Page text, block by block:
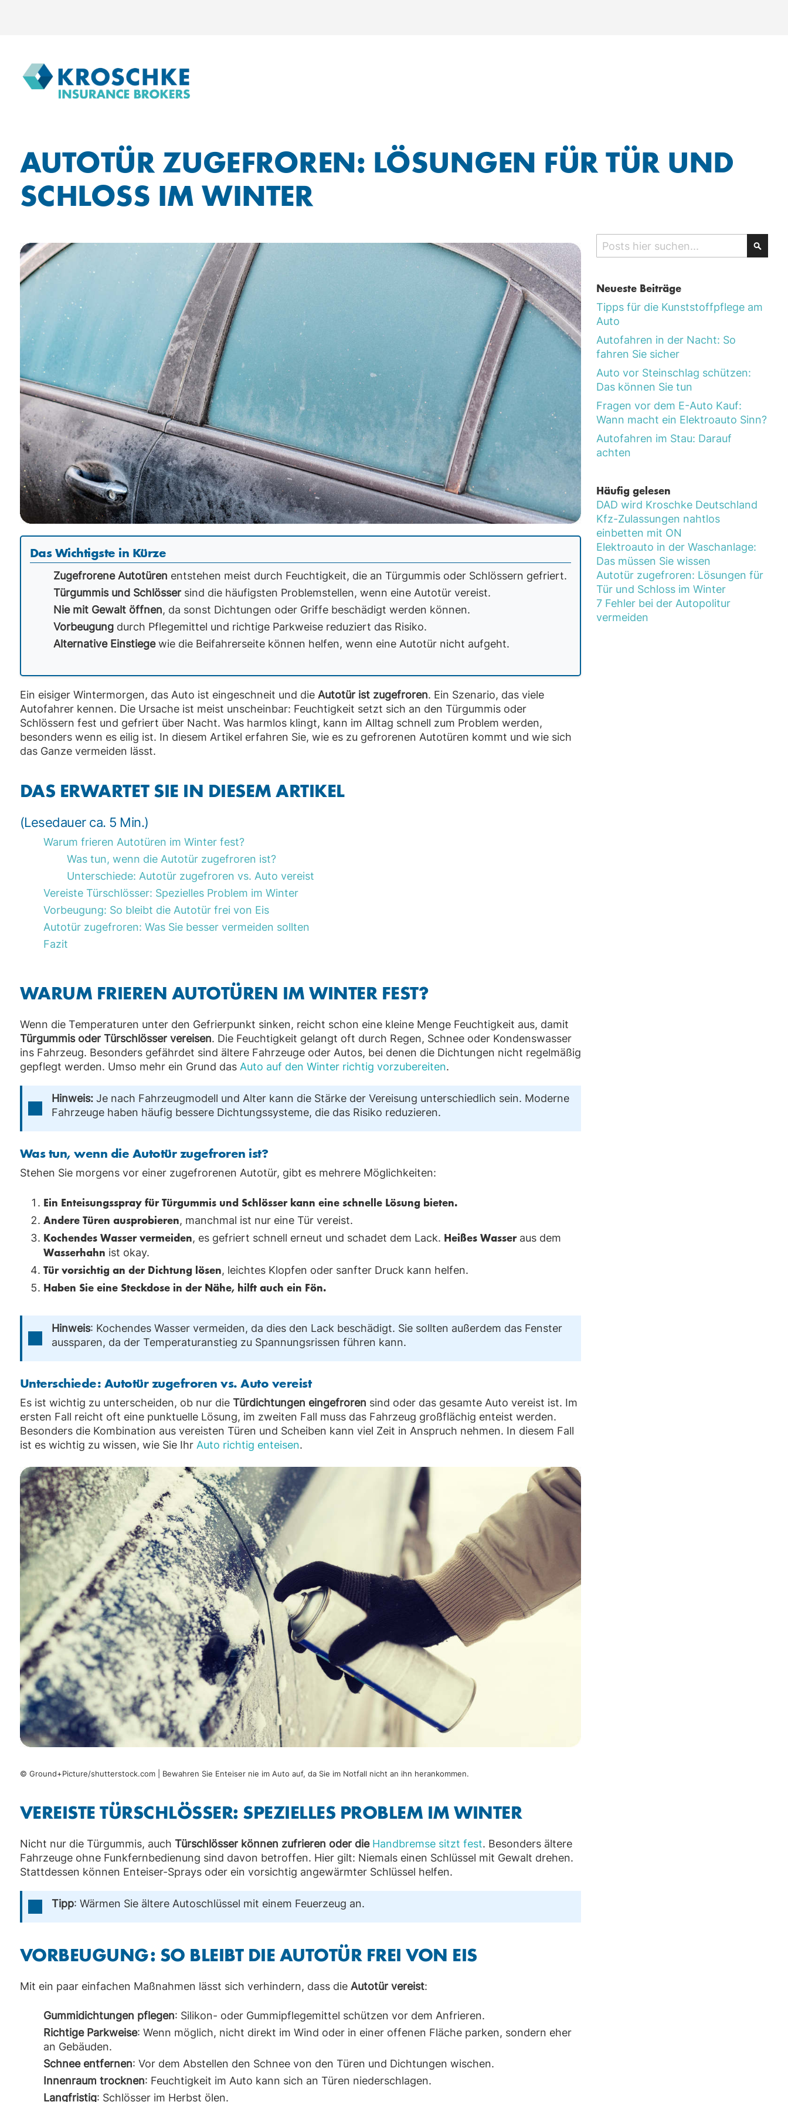
AUTOTÜR ZUGEFROREN: LÖSUNGEN FÜR TÜR UND
SCHLOSS IM WINTER
Das Wichtigste in Kürze
Zugefrorene Autotüren entstehen meist durch Feuchtigkeit, die an Türgummis oder Schlössern gefriert.
Türgummis und Schlössersind die häufigsten Problemstellen, wenn eine Autotür vereist.
Nie mit Gewalt öffnen, da sonst Dichtungen oder Griffe beschädigt werden können.
Vorbeugungdurch Pflegemittel und richtige Parkweise reduziert das Risiko.
Alternative Einstiegewie die Beifahrerseite können helfen, wenn eine Autotür nicht aufgeht.
Ein eisiger Wintermorgen, das Auto ist eingeschneit und die Autotür ist zugefroren. Ein Szenario, das viele
Autofahrer kennen. Die Ursache ist meist unscheinbar: Feuchtigkeit setzt sich an den Türgummis oder
Schlössern fest und gefriert über Nacht. Was harmlos klingt, kann im Alltag schnell zum Problem werden,
besonders wenn es eilig ist. In diesem Artikel erfahren Sie, wie es zu gefrorenen Autotüren kommt und wie sich
das Ganze vermeiden lässt.
DAS ERWARTET SIE IN DIESEM ARTIKEL
(Lesedauer ca. 5 Min.)
Warum frieren Autotüren im Winter fest?
Was tun, wenn die Autotür zugefroren ist?
Unterschiede: Autotür zugefroren vs. Auto vereist
Vereiste Türschlösser: Spezielles Problem im Winter
Vorbeugung: So bleibt die Autotür frei von Eis
Autotür zugefroren: Was Sie besser vermeiden sollten
Fazit
WARUM FRIEREN AUTOTÜREN IM WINTER FEST?
Wenn die Temperaturen unter den Gefrierpunkt sinken, reicht schon eine kleine Menge Feuchtigkeit aus, damit
Türgummis oder Türschlösser vereisen. Die Feuchtigkeit gelangt oft durch Regen, Schnee oder Kondenswasser
ins Fahrzeug. Besonders gefährdet sind ältere Fahrzeuge oder Autos, bei denen die Dichtungen nicht regelmäßig
gepflegt werden. Umso mehr ein Grund das Auto auf den Winter richtig vorzubereiten.
Hinweis:Je nach Fahrzeugmodell und Alter kann die Stärke der Vereisung unterschiedlich sein. Moderne
Fahrzeuge haben häufig bessere Dichtungssysteme, die das Risiko reduzieren.
Was tun, wenn die Autotür zugefroren ist?
Stehen Sie morgens vor einer zugefrorenen Autotür, gibt es mehrere Möglichkeiten:
Ein Enteisungsspray für Türgummis und Schlösser kann eine schnelle Lösung bieten.
Andere Türen ausprobieren, manchmal ist nur eine Tür vereist.
Kochendes Wasser vermeiden, es gefriert schnell erneut und schadet dem Lack. Heißes Wasseraus dem
Wasserhahn ist okay.
Tür vorsichtig an der Dichtung lösen, leichtes Klopfen oder sanfter Druck kann helfen.
Haben Sie eine Steckdose in der Nähe, hilft auch ein Fön.
Hinweis: Kochendes Wasser vermeiden, da dies den Lack beschädigt. Sie sollten außerdem das Fenster
aussparen, da der Temperaturanstieg zu Spannungsrissen führen kann.
Unterschiede: Autotür zugefroren vs. Auto vereist
Es ist wichtig zu unterscheiden, ob nur die Türdichtungen eingefroren sind oder das gesamte Auto vereist ist. Im
ersten Fall reicht oft eine punktuelle Lösung, im zweiten Fall muss das Fahrzeug großflächig enteist werden.
Besonders die Kombination aus vereisten Türen und Scheiben kann viel Zeit in Anspruch nehmen. In diesem Fall
ist es wichtig zu wissen, wie Sie Ihr Auto richtig enteisen.
© Ground+Picture/shutterstock.com | Bewahren Sie Enteiser nie im Auto auf, da Sie im Notfall nicht an ihn herankommen.
VEREISTE TÜRSCHLÖSSER: SPEZIELLES PROBLEM IM WINTER
Nicht nur die Türgummis, auch Türschlösser können zufrieren oder die Handbremse sitzt fest. Besonders ältere
Fahrzeuge ohne Funkfernbedienung sind davon betroffen. Hier gilt: Niemals einen Schlüssel mit Gewalt drehen.
Stattdessen können Enteiser-Sprays oder ein vorsichtig angewärmter Schlüssel helfen.
Tipp: Wärmen Sie ältere Autoschlüssel mit einem Feuerzeug an.
VORBEUGUNG: SO BLEIBT DIE AUTOTÜR FREI VON EIS
Mit ein paar einfachen Maßnahmen lässt sich verhindern, dass die Autotür vereist:
Gummidichtungen pflegen: Silikon- oder Gummipflegemittel schützen vor dem Anfrieren.
Richtige Parkweise: Wenn möglich, nicht direkt im Wind oder in einer offenen Fläche parken, sondern eher
an Gebäuden.
Schnee entfernen: Vor dem Abstellen den Schnee von den Türen und Dichtungen wischen.
Innenraum trocknen: Feuchtigkeit im Auto kann sich an Türen niederschlagen.
Langfristig: Schlösser im Herbst ölen.
Search
Neueste Beiträge
Tipps für die Kunststoffpflege am
Auto
Autofahren in der Nacht: So
fahren Sie sicher
Auto vor Steinschlag schützen:
Das können Sie tun
Fragen vor dem E-Auto Kauf:
Wann macht ein Elektroauto Sinn?
Autofahren im Stau: Darauf
achten
Häufig gelesen
DAD wird Kroschke Deutschland
Kfz-Zulassungen nahtlos
einbetten mit ON
Elektroauto in der Waschanlage:
Das müssen Sie wissen
Autotür zugefroren: Lösungen für
Tür und Schloss im Winter
7 Fehler bei der Autopolitur
vermeiden